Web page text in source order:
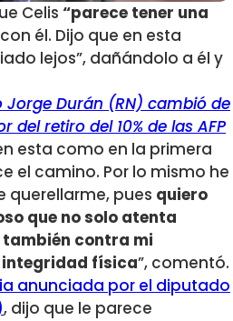
Celis “parece tener una
con él. Dijo que en esta
lejos”, dañándolo a él y
Jorge Durán (RN) cambió de
retiro del 10% de las AFP
esta como en la primera
el camino. Por lo mismo he
querellarme, pues quiero
que no solo atenta
contra mi
integridad física”, comentó.
anunciada por el diputado
, dijo que le parece